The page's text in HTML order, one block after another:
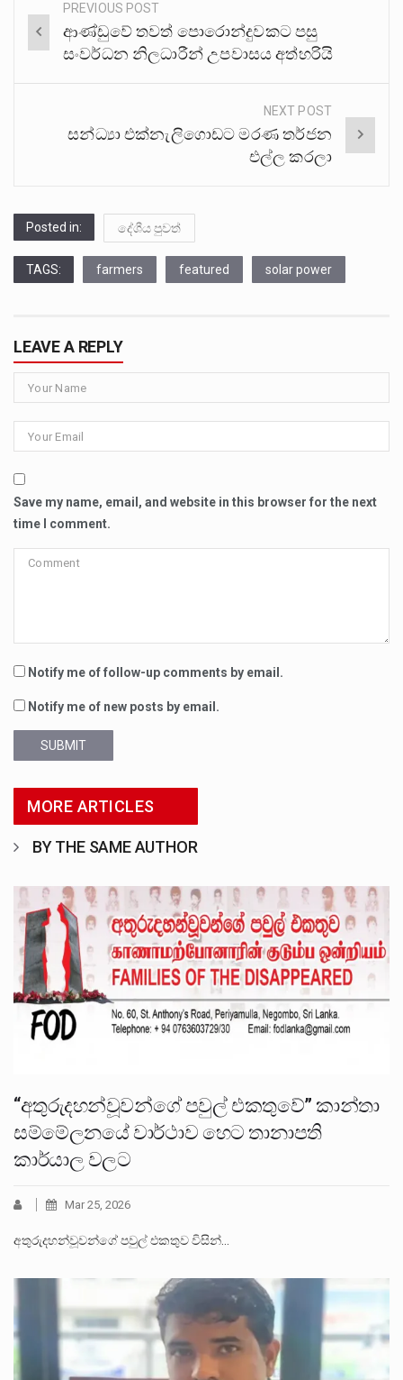
Post
navigation
PREVIOUS POST
ආණ්ඩුවේ තවත් පොරොන්දුවකට පසු
සංවර්ධන නිලධාරීන් උපවාසය අත්හරියි
NEXT POST
සන්ධ්‍යා එක්නැලිගොඩට මරණ තර්ජන
එල්ල කරලා
Posted in: දේශීය පුවත්
TAGS: farmers featured solar power
LEAVE A REPLY
Save my name, email, and website in this browser for the next
time I comment.
Notify me of follow-up comments by email.
Notify me of new posts by email.
SUBMIT
MORE ARTICLES
BY THE SAME AUTHOR
“අතුරුදහන්වූවන්ගේ පවුල් එකතුවේ” කාන්තා
සම්මේලනයේ වාර්ථාව හෙට තානාපති
කාර්යාල වලට
Mar 25, 2026
අතුරුදහන්වූවන්ගේ පවුල් එකතුව විසින්…